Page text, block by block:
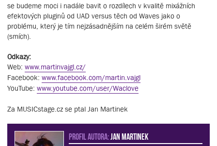
se budeme moci i nadále bavit o rozdílech v kvalitě mixážních
efektových pluginů od UAD versus těch od Waves jako o
problému, který je tím nejzásadnějším na celém širém světě
(smích).
Odkazy:
Web: www.martinvajgl.cz/
Facebook: www.facebook.com/martin.vajgl
YouTube: www.youtube.com/user/Waclove
Za MUSICstage.cz se ptal Jan Martinek
PROFIL AUTORA: Jan Martinek